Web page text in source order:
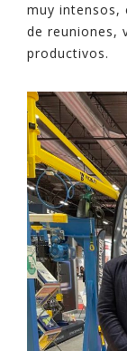
muy intensos,
de reuniones,
productivos.